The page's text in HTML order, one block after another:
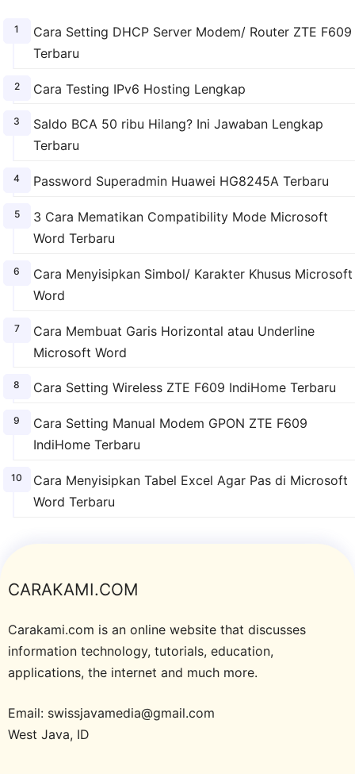
Cara Setting DHCP Server Modem/ Router ZTE F609
Terbaru
Cara Testing IPv6 Hosting Lengkap
Saldo BCA 50 ribu Hilang? Ini Jawaban Lengkap
Terbaru
Password Superadmin Huawei HG8245A Terbaru
3 Cara Mematikan Compatibility Mode Microsoft
Word Terbaru
Cara Menyisipkan Simbol/ Karakter Khusus Microsoft
Word
Cara Membuat Garis Horizontal atau Underline
Microsoft Word
Cara Setting Wireless ZTE F609 IndiHome Terbaru
Cara Setting Manual Modem GPON ZTE F609
IndiHome Terbaru
Cara Menyisipkan Tabel Excel Agar Pas di Microsoft
Word Terbaru
CARAKAMI.COM
Carakami.com is an online website that discusses
information technology, tutorials, education,
applications, the internet and much more.
Email: swissjavamedia@gmail.com
West Java, ID